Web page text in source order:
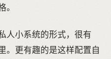
人小系统的形式，很有
。更有趣的是这样配置自